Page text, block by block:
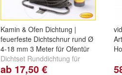
Kamin & Ofen Dichtung |
feuerfeste Dichtschnur rund Ø
4-18 mm 3 Meter für Ofentür
Dichtset Runddichtung für
Ofen:Ø 4 mm, Länge 3 m
ab 17,50 €